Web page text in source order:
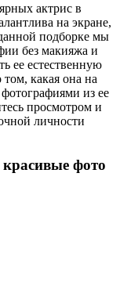
актрис в
на экране,
подборке мы
без макияжа и
ее естественную
какая она на
из ее
просмотром и
личности
фото